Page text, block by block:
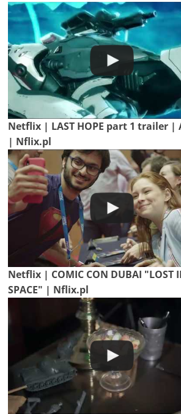
Netflix | LAST HOPE part 1 trailer |
| Nflix.pl
Netflix | COMIC CON DUBAI "LOST
SPACE" | Nflix.pl